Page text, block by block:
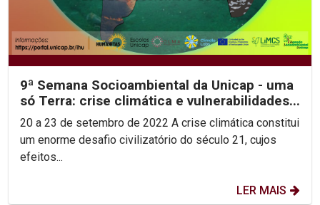
9ª Semana Socioambiental da Unicap - uma
só Terra: crise climática e vulnerabilidades...
20 a 23 de setembro de 2022 A crise climática constitui
um enorme desafio civilizatório do século 21, cujos
efeitos...
LER MAIS